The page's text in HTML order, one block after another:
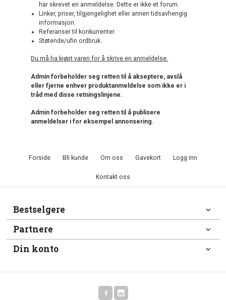
har skrevet en anmeldelse. Dette er ikke et forum.
Linker, priser, tilgjengelighet eller annen tidsavhengig
informasjon.
Referanser til konkurrenter
Støtende/ufin ordbruk.
Du må ha kjøpt varen for å skrive en anmeldelse.
Admin forbeholder seg retten til å akseptere, avslå
eller fjerne enhver produktanmeldelse som ikke er i
tråd med disse retningslinjene.
Admin forbeholder seg retten til å publisere
anmeldelser i for eksempel annonsering.
Forside Bli kunde Om oss Gavekort Logg inn
Kontakt oss
Bestselgere
Partnere
Din konto